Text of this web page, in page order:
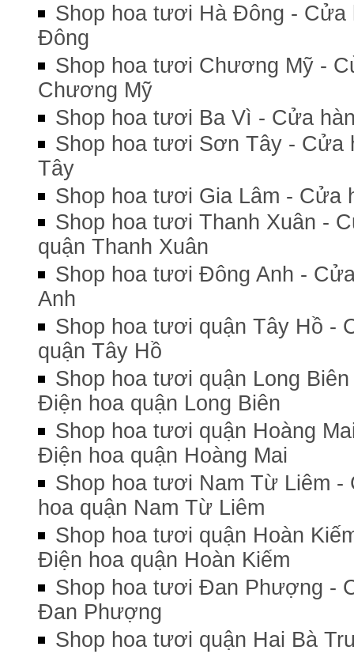
Shop hoa tươi Hà Đông -
Đông
Shop hoa tươi Chương Mỹ -
Chương Mỹ
Shop hoa tươi Ba Vì - Cửa
Shop hoa tươi Sơn Tây -
Tây
Shop hoa tươi Gia Lâm - Cửa
Shop hoa tươi Thanh Xuân -
quận Thanh Xuân
Shop hoa tươi Đông Anh -
Anh
Shop hoa tươi quận Tây Hồ -
quận Tây Hồ
Shop hoa tươi quận Long
Điện hoa quận Long Biên
Shop hoa tươi quận Hoàng
Điện hoa quận Hoàng Mai
Shop hoa tươi Nam Từ Liêm
hoa quận Nam Từ Liêm
Shop hoa tươi quận Hoàn
Điện hoa quận Hoàn Kiếm
Shop hoa tươi Đan Phượng -
Đan Phượng
Shop hoa tươi quận Hai Bà